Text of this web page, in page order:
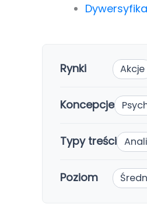
Rynki Akcje
Koncepcje
Typy treści
Poziom